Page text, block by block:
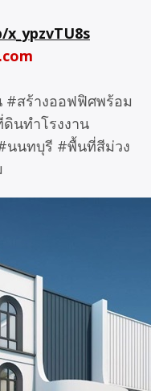
#สร้างออฟฟิศพร้อม
นทำโรงงาน
นนทบุรี #พื้นที่สีม่วง